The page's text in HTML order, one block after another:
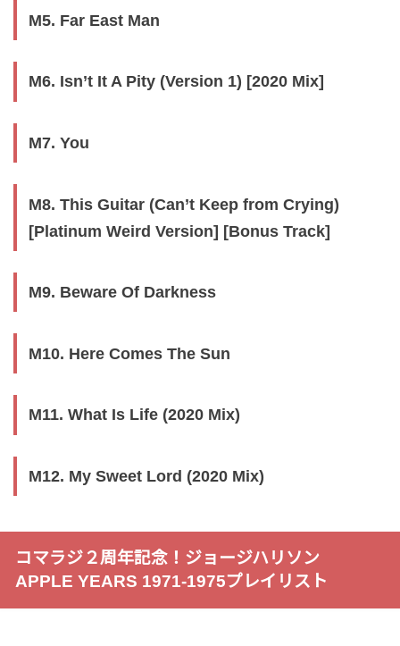
M5. Far East Man
M6. Isn’t It A Pity (Version 1) [2020 Mix]
M7. You
M8. This Guitar (Can’t Keep from Crying)
[Platinum Weird Version] [Bonus Track]
M9. Beware Of Darkness
M10. Here Comes The Sun
M11. What Is Life (2020 Mix)
M12. My Sweet Lord (2020 Mix)
コマラジ２周年記念！ジョージハリソン
APPLE YEARS 1971-1975プレイリスト